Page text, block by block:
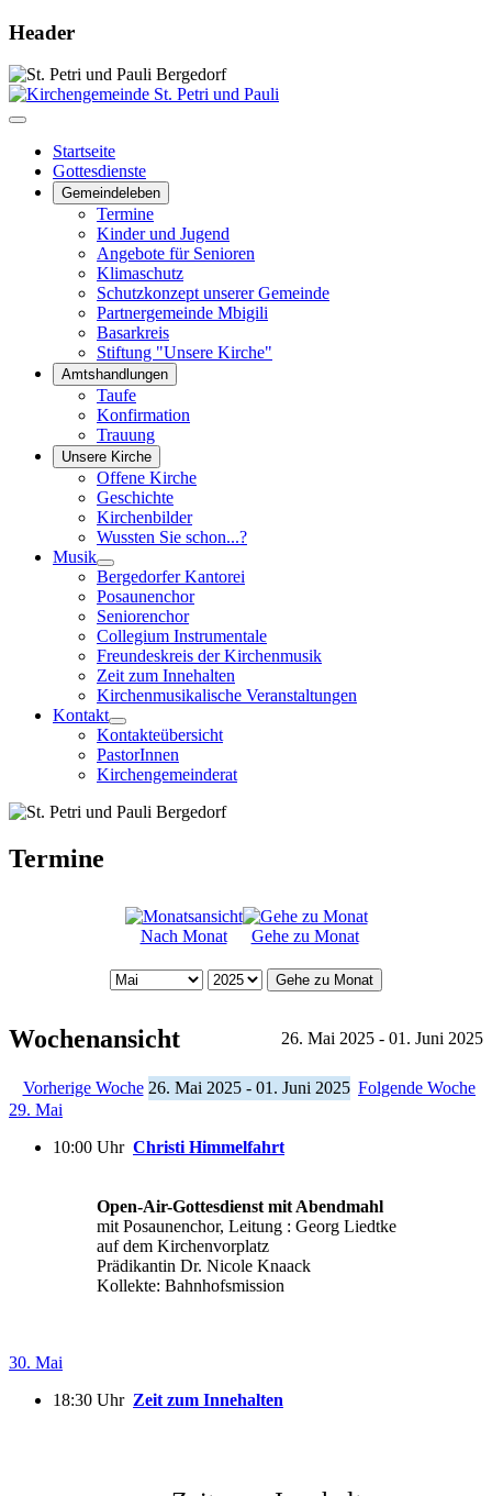
Header
Startseite
Gottesdienste
Gemeindeleben
Termine
Kinder und Jugend
Angebote für Senioren
Klimaschutz
Schutzkonzept unserer Gemeinde
Partnergemeinde Mbigili
Basarkreis
Stiftung "Unsere Kirche"
Amtshandlungen
Taufe
Konfirmation
Trauung
Unsere Kirche
Offene Kirche
Geschichte
Kirchenbilder
Wussten Sie schon...?
Musik
Bergedorfer Kantorei
Posaunenchor
Seniorenchor
Collegium Instrumentale
Freundeskreis der Kirchenmusik
Zeit zum Innehalten
Kirchenmusikalische Veranstaltungen
Kontakt
Kontakteübersicht
PastorInnen
Kirchengemeinderat
Termine
Nach Monat Gehe zu Monat
Gehe zu Monat
Wochenansicht 26. Mai 2025 - 01. Juni 2025
Vorherige Woche 26. Mai 2025 - 01. Juni 2025 Folgende Woche
29. Mai
10:00 Uhr Christi Himmelfahrt
Open-Air-Gottesdienst mit Abendmahl
mit Posaunenchor, Leitung : Georg Liedtke
auf dem Kirchenvorplatz
Prädikantin Dr. Nicole Knaack
Kollekte: Bahnhofsmission
30. Mai
18:30 Uhr Zeit zum Innehalten